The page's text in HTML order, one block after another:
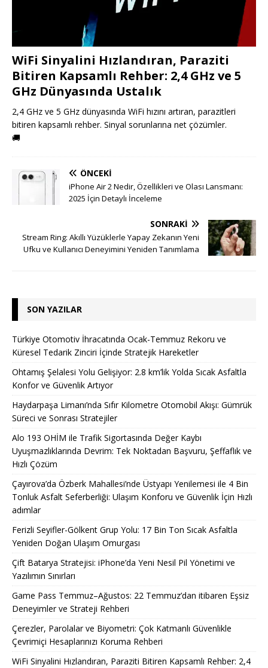
WiFi Sinyalini Hızlandıran, Paraziti
Bitiren Kapsamlı Rehber: 2,4 GHz ve 5
GHz Dünyasında Ustalık
2,4 GHz ve 5 GHz dünyasında WiFi hızını artıran, parazitleri
bitiren kapsamlı rehber. Sinyal sorunlarına net çözümler.
🚚
ÖNCEKI
iPhone Air 2 Nedir, Özellikleri ve Olası Lansmanı:
2025 İçin Detaylı İnceleme
SONRAKI
Stream Ring: Akıllı Yüzüklerle Yapay Zekanın Yeni
Ufku ve Kullanıcı Deneyimini Yeniden Tanımlama
SON YAZILAR
Türkiye Otomotiv İhracatında Ocak-Temmuz Rekoru ve
Küresel Tedarik Zinciri İçinde Stratejik Hareketler
Ohtamış Şelalesi Yolu Gelişiyor: 2.8 km’lik Yolda Sıcak Asfaltla
Konfor ve Güvenlik Artıyor
Haydarpaşa Limanı’nda Sıfır Kilometre Otomobil Akışı: Gümrük
Süreci ve Sonrası Stratejiler
Alo 193 OHİM ile Trafik Sigortasında Değer Kaybı
Uyuşmazlıklarında Devrim: Tek Noktadan Başvuru, Şeffaflık ve
Hızlı Çözüm
Çayırova’da Özberk Mahallesi’nde Üstyapı Yenilemesi ile 4 Bin
Tonluk Asfalt Seferberliği: Ulaşım Konforu ve Güvenlik İçin Hızlı
adımlar
Ferizli Seyifler-Gölkent Grup Yolu: 17 Bin Ton Sıcak Asfaltla
Yeniden Doğan Ulaşım Omurgası
Çift Batarya Stratejisi: iPhone’da Yeni Nesil Pil Yönetimi ve
Yazılımın Sınırları
Game Pass Temmuz–Ağustos: 22 Temmuz’dan itibaren Eşsiz
Deneyimler ve Strateji Rehberi
Çerezler, Parolalar ve Biyometri: Çok Katmanlı Güvenlikle
Çevrimiçi Hesaplarınızı Koruma Rehberi
WiFi Sinyalini Hızlandıran, Paraziti Bitiren Kapsamlı Rehber: 2,4